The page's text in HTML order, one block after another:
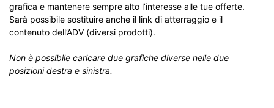
grafica e mantenere sempre alto l’interesse alle tue offerte.
Sarà possibile sostituire anche il link di atterraggio e il
contenuto dell’ADV (diversi prodotti).
Non è possibile caricare due grafiche diverse nelle due
posizioni destra e sinistra.